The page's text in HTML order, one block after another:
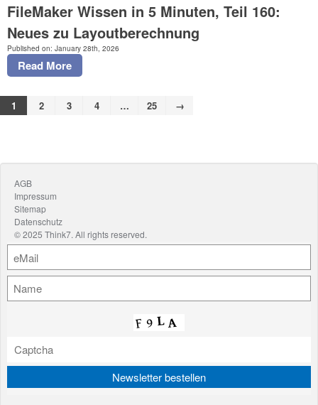
FileMaker Wissen in 5 Minuten, Teil 160:
Neues zu Layoutberechnung
Published on: January 28th, 2026
Read More
1 2 3 4 … 25 →
AGB
Impressum
Sitemap
Datenschutz
© 2025 Think7. All rights reserved.